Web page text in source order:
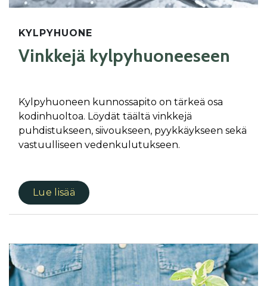
KYLPYHUONE
Vinkkejä kylpyhuoneeseen
Kylpyhuoneen kunnossapito on tärkeä osa
kodinhuoltoa. Löydät täältä vinkkejä
puhdistukseen, siivoukseen, pyykkäykseen sekä
vastuulliseen vedenkulutukseen.
Lue lisää